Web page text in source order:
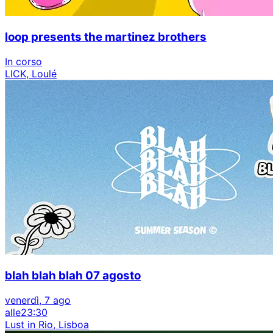
loop presents the martinez brothers
In corso
LICK, Loulé
blah blah blah 07 agosto
venerdì, 7 ago
alle23:30
Lust in Rio, Lisboa